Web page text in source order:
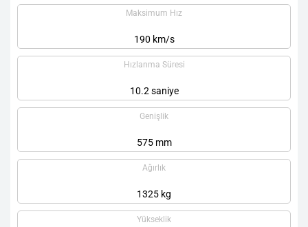
Maksimum Hız
190 km/s
Hızlanma Süresi
10.2 saniye
Genişlik
575 mm
Ağırlık
1325 kg
Yükseklik